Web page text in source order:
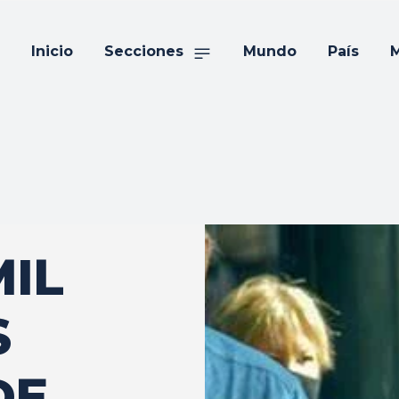
Inicio Secciones Mundo País